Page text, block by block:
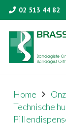
02 513 44 82
Home
Technische